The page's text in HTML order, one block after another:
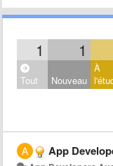
1 1
Tout Nouveau
À
App